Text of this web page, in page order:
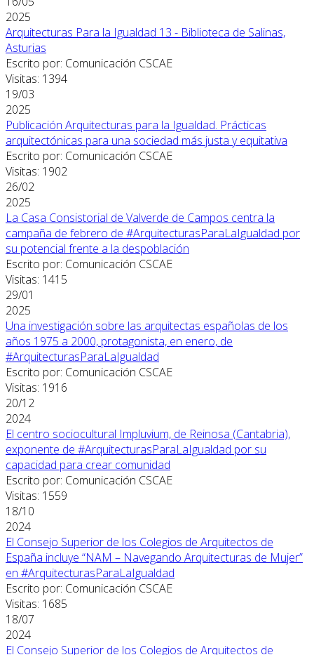
2025
Arquitecturas Para la Igualdad 13 - Biblioteca de Salinas,
Asturias
Escrito por: Comunicación CSCAE
Visitas: 1394
19/03
2025
Publicación Arquitecturas para la Igualdad. Prácticas
arquitectónicas para una sociedad más justa y equitativa
Escrito por: Comunicación CSCAE
Visitas: 1902
26/02
2025
La Casa Consistorial de Valverde de Campos centra la
campaña de febrero de #ArquitecturasParaLaIgualdad por
su potencial frente a la despoblación
Escrito por: Comunicación CSCAE
Visitas: 1415
29/01
2025
Una investigación sobre las arquitectas españolas de los
años 1975 a 2000, protagonista, en enero, de
#ArquitecturasParaLaIgualdad
Escrito por: Comunicación CSCAE
Visitas: 1916
20/12
2024
El centro sociocultural Impluvium, de Reinosa (Cantabria),
exponente de #ArquitecturasParaLaIgualdad por su
capacidad para crear comunidad
Escrito por: Comunicación CSCAE
Visitas: 1559
18/10
2024
El Consejo Superior de los Colegios de Arquitectos de
España incluye “NAM – Navegando Arquitecturas de Mujer”
en #ArquitecturasParaLaIgualdad
Escrito por: Comunicación CSCAE
Visitas: 1685
18/07
2024
El Consejo Superior de los Colegios de Arquitectos de